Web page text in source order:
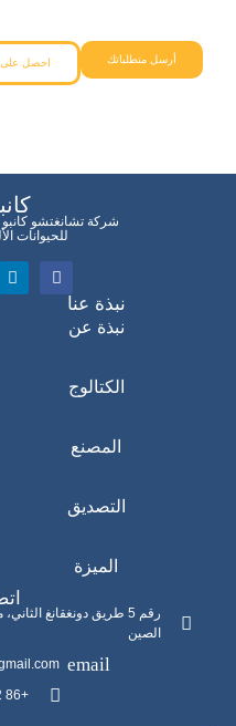
أرسل متطلباتك احصل على
شركة تشانغتشو
للحيوانات
نبذة عنا
نبذة عن
الكتالوج
المصنع
التصديق
الميزة
رقم 5 طريق دونغقانغ
الصين
+86 13815071592